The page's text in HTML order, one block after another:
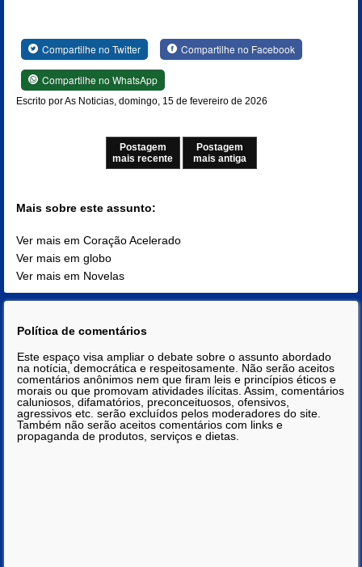
Compartilhe no Twitter Compartilhe no Facebook
Compartilhe no WhatsApp
Escrito por As Noticias, domingo, 15 de fevereiro de 2026
Postagem
mais recente
Postagem
mais antiga
Mais sobre este assunto:
Ver mais em Coração Acelerado
Ver mais em globo
Ver mais em Novelas
Política de comentários
Este espaço visa ampliar o debate sobre o assunto abordado
na notícia, democrática e respeitosamente. Não serão aceitos
comentários anônimos nem que firam leis e princípios éticos e
morais ou que promovam atividades ilícitas. Assim, comentários
caluniosos, difamatórios, preconceituosos, ofensivos,
agressivos etc. serão excluídos pelos moderadores do site.
Também não serão aceitos comentários com links e
propaganda de produtos, serviços e dietas.